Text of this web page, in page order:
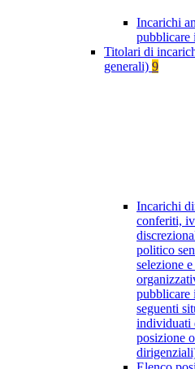
Incarichi
pubblicare
Titolari di
generali) 9
Incarichi
conferiti,
politico
selezione
pubblicare
seguenti
individuati
posizione